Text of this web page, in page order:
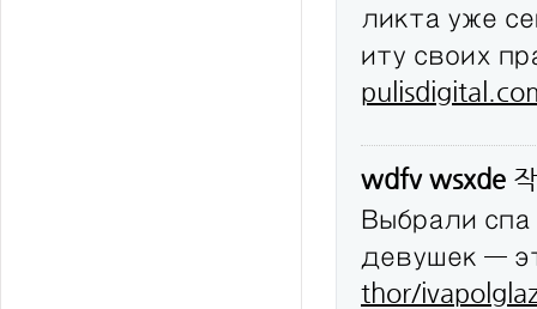
ликта уже
иту своих
wdfv wsxde
Выбрали
девушек —
thor/